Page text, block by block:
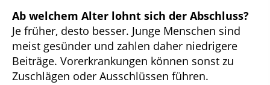
Ab welchem Alter lohnt sich der Abschluss?
Je früher, desto besser. Junge Menschen sind
meist gesünder und zahlen daher niedrigere
Beiträge. Vorerkrankungen können sonst zu
Zuschlägen oder Ausschlüssen führen.